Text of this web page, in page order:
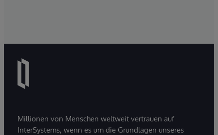
Millionen von Menschen weltweit vertrauen auf
InterSystems, wenn es um die Grundlagen unseres